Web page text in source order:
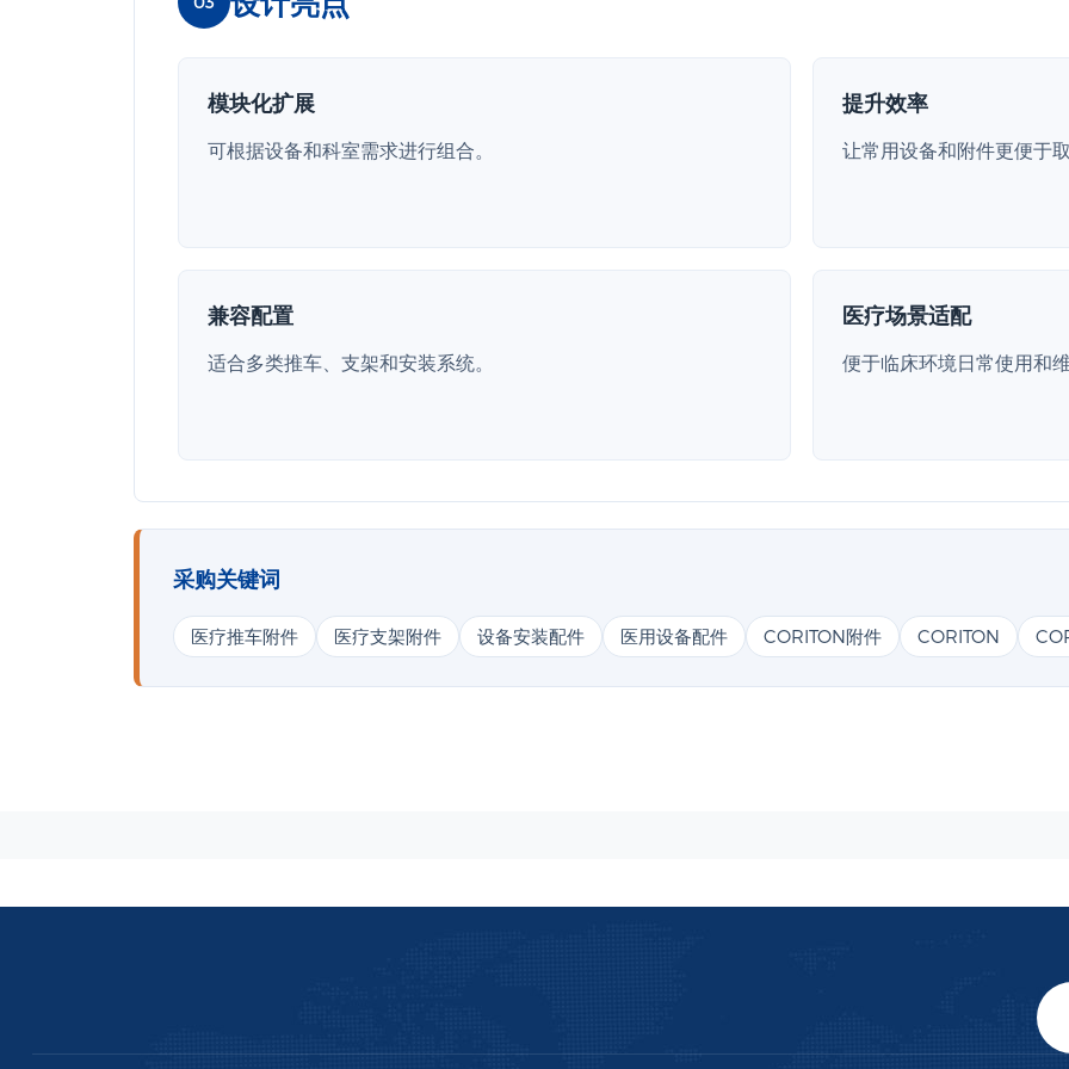
模块化扩展
可根据设备和科室需求进行组合。
提升效率
让常用设备和附件更便于取
兼容配置
适合多类推车、支架和安装系统。
医疗场景适配
便于临床环境日常使用和维
采购关键词
医疗推车附件 医疗支架附件 设备安装配件 医用设备配件 CORITON附件 CORITON